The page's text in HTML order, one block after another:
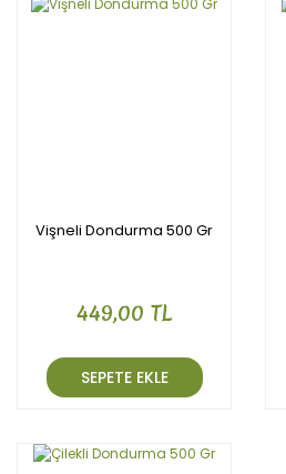
Vişneli Dondurma 500 Gr
449,00 TL
SEPETE EKLE